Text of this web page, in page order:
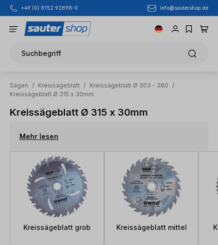
Zum Hauptinhalt springen
+49 (0) 8152 92898-0 info@sautershop.de
Suchbegriff
Sägen / Kreissägeblatt / Kreissägeblatt Ø 303 - 380
/
Kreissägeblatt Ø 315 x 30mm
Kreissägeblatt Ø 315 x 30mm
Mehr lesen
Kreissägeblatt grob Kreissägeblatt mittel